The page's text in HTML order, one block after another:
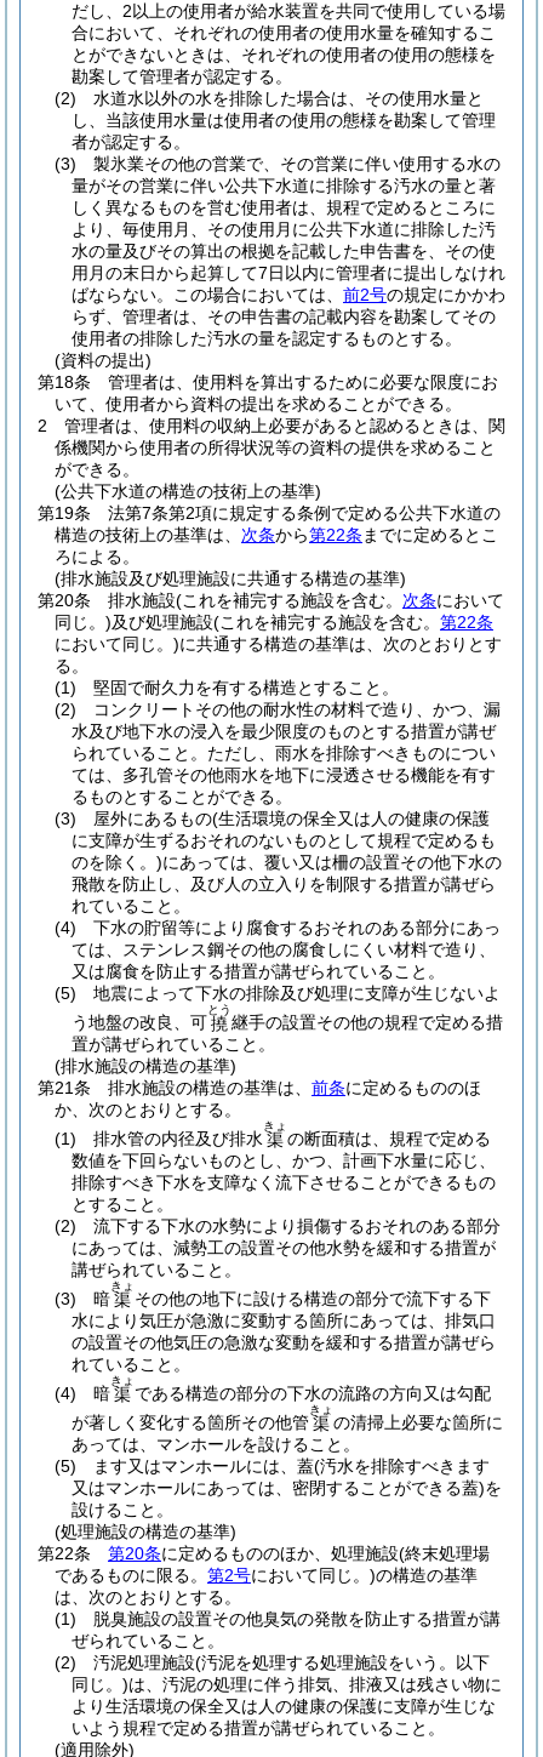
だし、2以上の使用者が給水装置を共同で使用している場
合において、それぞれの使用者の使用水量を確知するこ
とができないときは、それぞれの使用者の使用の態様を
勘案して管理者が認定する。
(2)
水道水以外の水を排除した場合は、その使用水量と
し、当該使用水量は使用者の使用の態様を勘案して管理
者が認定する。
(3)
製氷業その他の営業で、その営業に伴い使用する水の
量がその営業に伴い公共下水道に排除する汚水の量と著
しく異なるものを営む使用者は、規程で定めるところに
より、毎使用月、その使用月に公共下水道に排除した汚
水の量及びその算出の根拠を記載した申告書を、その使
用月の末日から起算して7日以内に管理者に提出しなけれ
ばならない。
この場合においては、 前2号の規定にかかわ
らず、管理者は、その申告書の記載内容を勘案してその
使用者の排除した汚水の量を認定するものとする。
(資料の提出)
第18条
管理者は、使用料を算出するために必要な限度にお
いて、使用者から資料の提出を求めることができる。
2
管理者は、使用料の収納上必要があると認めるときは、関
係機関から使用者の所得状況等の資料の提供を求めること
ができる。
(公共下水道の構造の技術上の基準)
第19条
法第7条第2項に規定する条例で定める公共下水道の
構造の技術上の基準は、 次条から第22条 までに定めるとこ
ろによる。
(排水施設及び処理施設に共通する構造の基準)
第20条
排水施設(これを補完する施設を含む。 次条において
同じ。)及び処理施設(これを補完する施設を含む。 第22条
において同じ。)に共通する構造の基準は、次のとおりとす
る。
(1)
堅固で耐久力を有する構造とすること。
(2)
コンクリートその他の耐水性の材料で造り、かつ、漏
水及び地下水の浸入を最少限度のものとする措置が講ぜ
られていること。 ただし、雨水を排除すべきものについ
ては、多孔管その他雨水を地下に浸透させる機能を有す
るものとすることができる。
(3)
屋外にあるもの(生活環境の保全又は人の健康の保護
に支障が生ずるおそれのないものとして規程で定めるも
のを除く。)にあっては、覆い又は柵の設置その他下水の
飛散を防止し、及び人の立入りを制限する措置が講ぜら
れていること。
(4)
下水の貯留等により腐食するおそれのある部分にあっ
ては、ステンレス鋼その他の腐食しにくい材料で造り、
又は腐食を防止する措置が講ぜられていること。
(5)
地震によって下水の排除及び処理に支障が生じないよ
う地盤の改良、可撓
とう
継手の設置その他の規程で定める措
置が講ぜられていること。
(排水施設の構造の基準)
第21条
排水施設の構造の基準は、 前条に定めるもののほ
か、次のとおりとする。
(1)
排水管の内径及び排水 渠
きょ
の断面積は、規程で定める
数値を下回らないものとし、かつ、計画下水量に応じ、
排除すべき下水を支障なく流下させることができるもの
とすること。
(2)
流下する下水の水勢により損傷するおそれのある部分
にあっては、減勢工の設置その他水勢を緩和する措置が
講ぜられていること。
(3)
暗渠
きょ
その他の地下に設ける構造の部分で流下する下
水により気圧が急激に変動する箇所にあっては、排気口
の設置その他気圧の急激な変動を緩和する措置が講ぜら
れていること。
(4)
暗渠
きょ
である構造の部分の下水の流路の方向又は勾配
が著しく変化する箇所その他管 渠
きょ
の清掃上必要な箇所に
あっては、マンホールを設けること。
(5)
ます又はマンホールには、蓋(汚水を排除すべきます
又はマンホールにあっては、密閉することができる蓋)を
設けること。
(処理施設の構造の基準)
第22条
第20条に定めるもののほか、処理施設(終末処理場
であるものに限る。 第2号において同じ。)の構造の基準
は、次のとおりとする。
(1)
脱臭施設の設置その他臭気の発散を防止する措置が講
ぜられていること。
(2)
汚泥処理施設(汚泥を処理する処理施設をいう。以下
同じ。)は、汚泥の処理に伴う排気、排液又は残さい物に
より生活環境の保全又は人の健康の保護に支障が生じな
いよう規程で定める措置が講ぜられていること。
(適用除外)